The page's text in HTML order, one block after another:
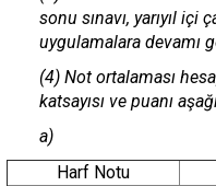
sonu sınavı, yarıyıl içi
uygulamalara devamı
(4) Not ortalaması
katsayısı ve puanı
a)
Harf Notu